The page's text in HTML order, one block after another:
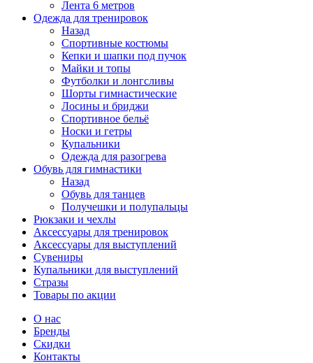
Лента 6 метров
Одежда для тренировок
Назад
Спортивные костюмы
Кепки и шапки под пучок
Майки и топы
Футболки и лонгсливы
Шорты гимнастические
Лосины и бриджи
Спортивное бельё
Носки и гетры
Купальники
Одежда для разогрева
Обувь для гимнастики
Назад
Обувь для танцев
Получешки и полупальцы
Рюкзаки и чехлы
Аксессуары для тренировок
Аксессуары для выступлений
Сувениры
Купальники для выступлений
Стразы
Товары по акции
О нас
Бренды
Скидки
Контакты